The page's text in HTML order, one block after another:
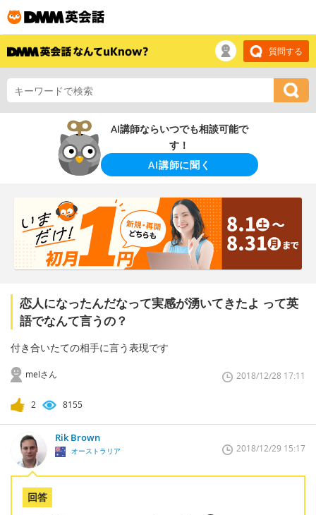
質問する
AI講師ならいつでも相談可能で
す！
AI講師に聞く
恋人になったんだなって実感が湧いてきたよ って英
語でなんて言うの？
付き合いたての相手に言う表現です
melさん 2018/12/28 17:11
2 8155
Rik Brown
オーストラリア 2018/12/29 15:17
回答